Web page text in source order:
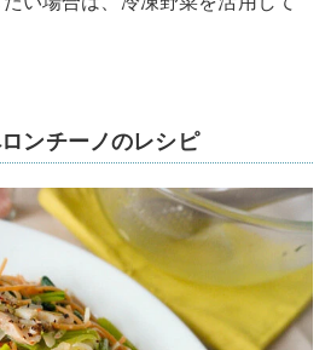
ンチーノのレシピ